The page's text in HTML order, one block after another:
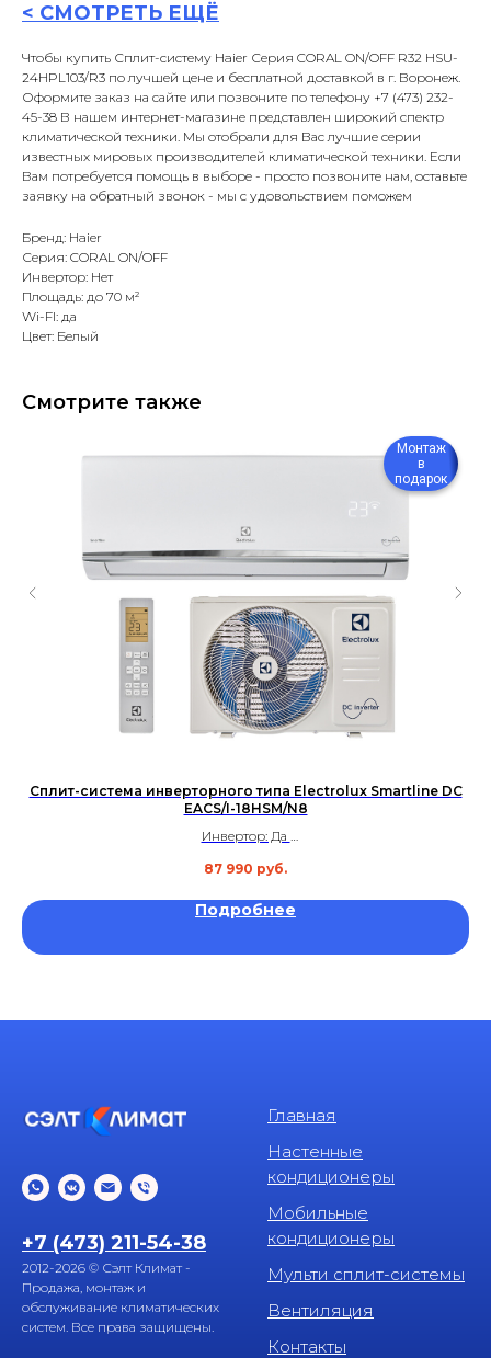
< СМОТРЕТЬ ЕЩЁ
Чтобы купить Сплит-систему Haier Серия CORAL ON/OFF R32 HSU-
24HPL103/R3 по лучшей цене и бесплатной доставкой в г. Воронеж.
Оформите заказ на сайте или позвоните по телефону +7 (473) 232-
45-38 В нашем интернет-магазине представлен широкий спектр
климатической техники. Мы отобрали для Вас лучшие серии
известных мировых производителей климатической техники. Если
Вам потребуется помощь в выборе - просто позвоните нам, оставьте
заявку на обратный звонок - мы с удовольствием поможем
Бренд: Haier
Серия: CORAL ON/OFF
Инвертор: Нет
Площадь: до 70 м²
Wi-FI: да
Цвет: Белый
Смотрите также
Монтаж
в
подарок
Сплит-система инверторного типа Electrolux Smartline DC
EACS/I-18HSM/N8
Инвертор: Да
Уровень шума: 31 дБ
87 990 руб.
Подробнее
+7 (473) 211-54-38
2012-2026 © Сэлт Климат -
Продажа, монтаж и
обслуживание климатических
систем. Все права защищены.
Главная
Настенные
кондиционеры
Мобильные
кондиционеры
Мульти сплит-системы
Вентиляция
Контакты